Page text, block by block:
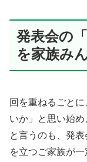
発表会の
を家族み
回を重ねるごと
いか」と思い始め
と言うのも、発
を立つご家族が一